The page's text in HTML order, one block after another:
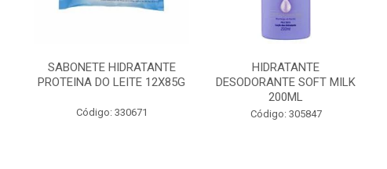
SABONETE HIDRATANTE
PROTEINA DO LEITE 12X85G
Código: 330671
HIDRATANTE
DESODORANTE SOFT MILK
200ML
Código: 305847